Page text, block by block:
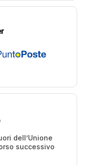
dell’Unione
successivo